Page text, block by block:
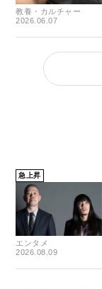
教養・カルチャー
2026.06.07
急上昇
エンタメ
2026.08.09